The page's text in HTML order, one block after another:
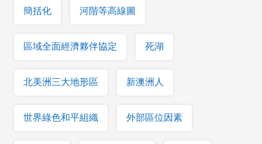
簡括化 河階等高線圖
區域全面經濟夥伴協定 死湖
北美洲三大地形區 新澳洲人
世界綠色和平組織 外部區位因素